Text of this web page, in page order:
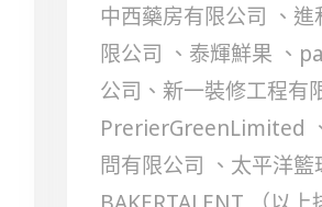
中西藥房有限公司 、
限公司 、泰輝鮮果 、
公司、新一裝修工程有
PrerierGreenLimited
問有限公司 、太平洋籃